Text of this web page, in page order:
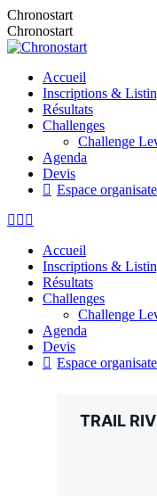
Chronostart
Chronostart
Accueil
Inscriptions &
Résultats
Challenges
Challenge
Agenda
Devis
Espace
Accueil
Inscriptions &
Résultats
Challenges
Challenge
Agenda
Devis
Espace
TRAIL